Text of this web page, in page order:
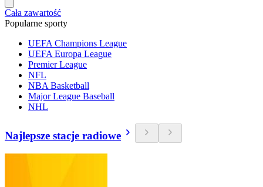
Cała zawartość
Popularne sporty
UEFA Champions League
UEFA Europa League
Premier League
NFL
NBA Basketball
Major League Baseball
NHL
Najlepsze stacje radiowe